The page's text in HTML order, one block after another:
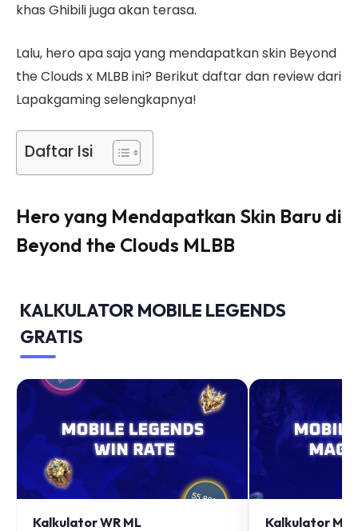
khas Ghibili juga akan terasa.
Lalu, hero apa saja yang mendapatkan skin Beyond
the Clouds x MLBB ini? Berikut daftar dan review dari
Lapakgaming selengkapnya!
Daftar Isi
Hero yang Mendapatkan Skin Baru di
Beyond the Clouds MLBB
KALKULATOR MOBILE LEGENDS
GRATIS
Kalkulator WR ML Kalkulator